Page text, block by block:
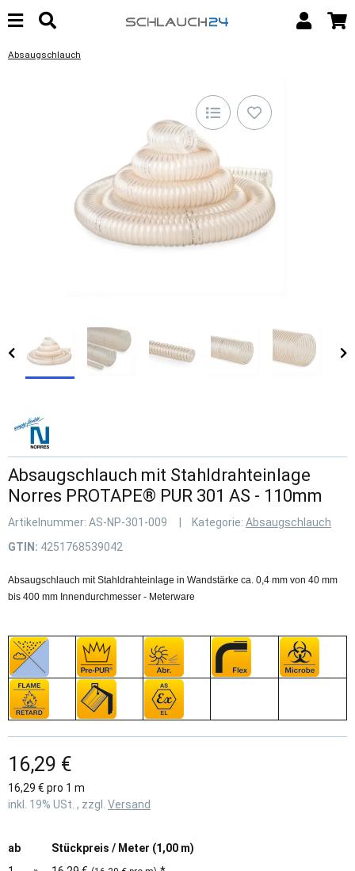
Absaugschlauch
Absaugschlauch mit Stahldrahteinlage
Norres PROTAPE® PUR 301 AS - 110mm
Artikelnummer: AS-NP-301-009 Kategorie: Absaugschlauch
GTIN: 4251768539042
Absaugschlauch mit Stahldrahteinlage in Wandstärke ca. 0,4 mm von 40 mm
bis 400 mm Innendurchmesser - Meterware
16,29 €
16,29 € pro 1 m
inkl. 19% USt. , zzgl. Versand
ab
Stückpreis / Meter (1,00 m)